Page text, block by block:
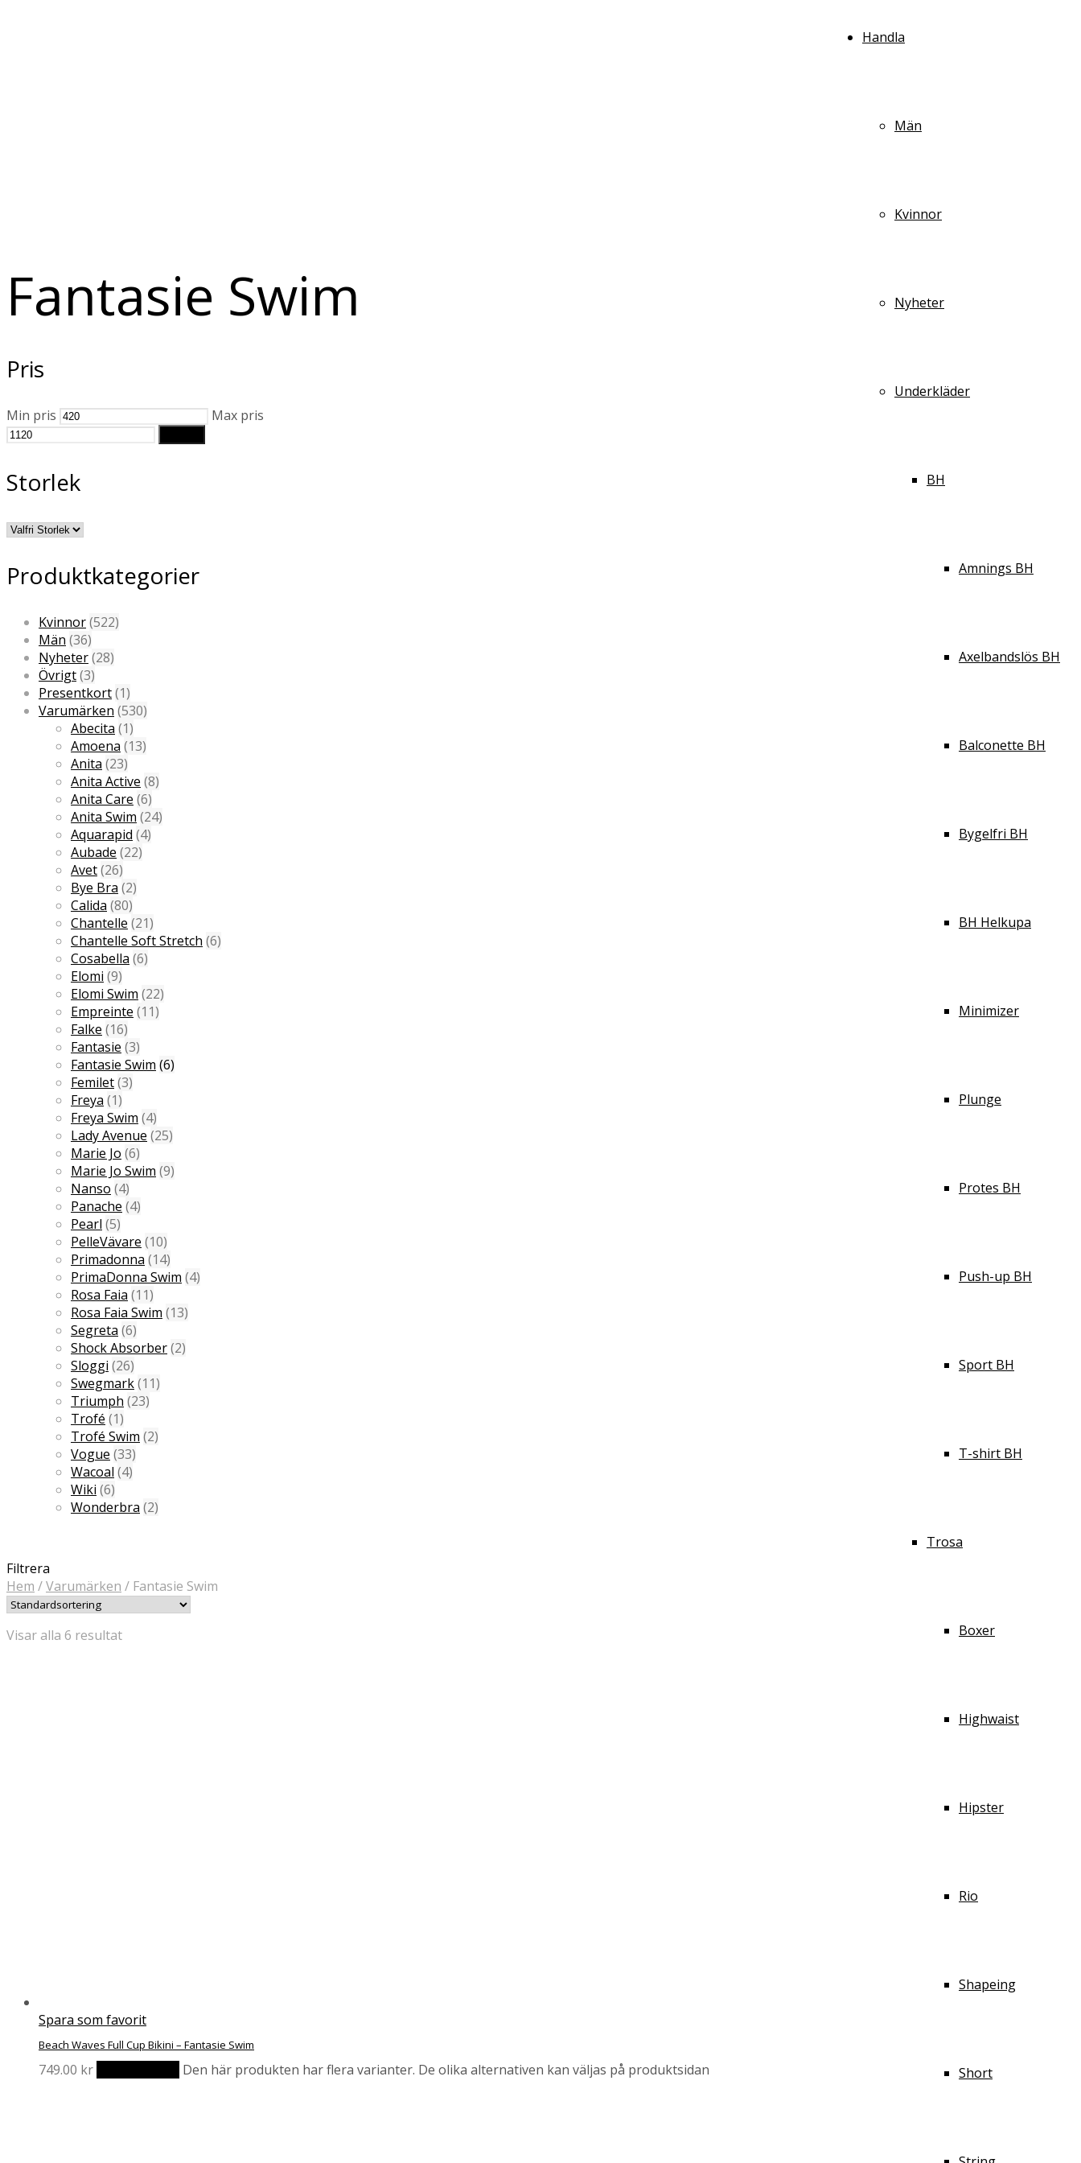
Handla
Män
Kvinnor
Nyheter
Underkläder
BH
Amnings BH
Axelbandslös BH
Balconette BH
Bygelfri BH
BH Helkupa
Minimizer
Plunge
Protes BH
Push-up BH
Sport BH
T-shirt BH
Trosa
Boxer
Highwaist
Hipster
Rio
Shapeing
Short
Fantasie Swim
Pris
Min pris Max pris
Storlek
Produktkategorier
Kvinnor(522)
Män (36)
Nyheter(28)
Övrigt(3)
Presentkort(1)
Varumärken (530)
Abecita (1)
Amoena (13)
Anita (23)
Anita Active (8)
Anita Care (6)
Anita Swim (24)
Aquarapid (4)
Aubade (22)
Avet(26)
Bye Bra (2)
Calida (80)
Chantelle (21)
Chantelle Soft Stretch (6)
Cosabella (6)
Elomi (9)
Elomi Swim (22)
Empreinte (11)
Falke (16)
Fantasie (3)
Fantasie Swim (6)
Femilet(3)
Freya (1)
Freya Swim (4)
Lady Avenue (25)
Marie Jo (6)
Marie Jo Swim (9)
Nanso (4)
Panache (4)
Pearl (5)
PelleVävare (10)
Primadonna (14)
PrimaDonna Swim (4)
Rosa Faia (11)
Rosa Faia Swim (13)
Segreta (6)
Shock Absorber(2)
Sloggi (26)
Swegmark(11)
Triumph (23)
Trofé (1)
Trofé Swim (2)
Vogue (33)
Wacoal (4)
Wiki (6)
Wonderbra (2)
Filtrera
Hem /Varumärken / Fantasie Swim
Visar alla 6 resultat
Spara som favorit
Beach Waves Full Cup Bikini – Fantasie Swim
749.00 kr Den här produkten har flera varianter. De olika alternativen kan väljas på produktsidan